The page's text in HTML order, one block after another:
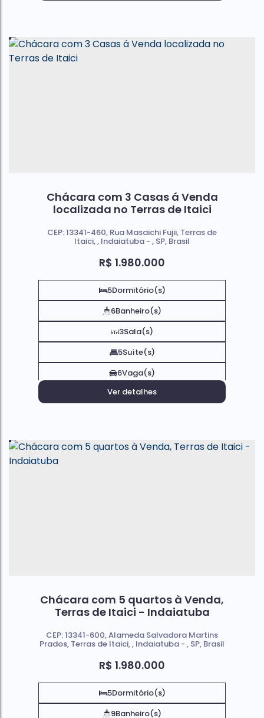
Chácara com 3 Casas á Venda
localizada no Terras de Itaici
R$ 1.980.000
CEP: 13341-460, Rua Masaichi Fujii, Terras de
Itaici , Indaiatuba , SP, Brasil
5Dormitório(s)
6Banheiro(s)
3Sala(s)
5Suíte(s)
6Vaga(s)
Ver detalhes
Chácara com 5 quartos à Venda,
Terras de Itaici - Indaiatuba
R$ 1.980.000
CEP: 13341-600,Alameda Salvadora Martins
Prados, Terras de Itaici , Indaiatuba , SP, Brasil
5Dormitório(s)
9Banheiro(s)